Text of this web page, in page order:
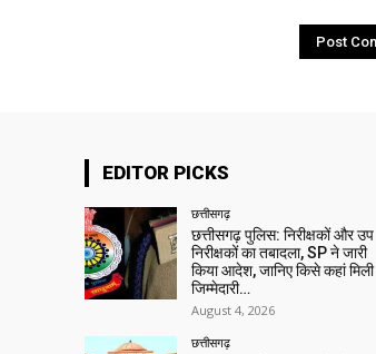
EDITOR PICKS
छत्तीसगढ़
छत्तीसगढ़ पुलिस: निरीक्षकों और उप
निरीक्षकों का तबादला, SP ने जारी
किया आदेश, जानिए किसे कहां मिली
जिम्मेदारी…
August 4, 2026
छत्तीसगढ़